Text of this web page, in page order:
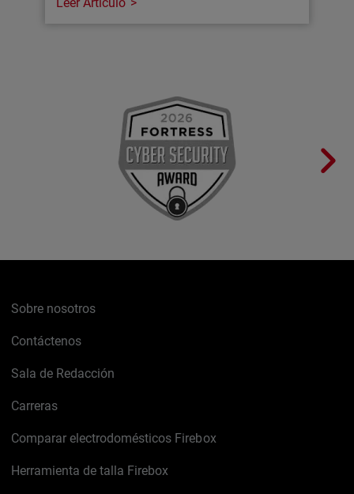
Sobre nosotros
Contáctenos
Sala de Redacción
Carreras
Comparar electrodomésticos Firebox
Herramienta de talla Firebox